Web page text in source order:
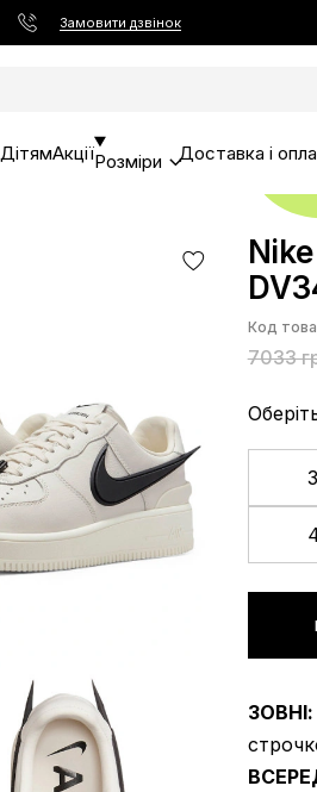
Замовити дзвінок
ДітямАкціїРозміри Доставка і
Код
7033
ЗОВНІ: